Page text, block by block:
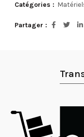
Catégories :
Partager